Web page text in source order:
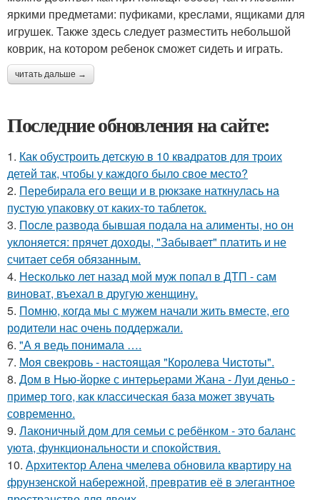
яркими предметами: пуфиками, креслами, ящиками для
игрушек. Также здесь следует разместить небольшой
коврик, на котором ребенок сможет сидеть и играть.
читать дальше →
Последние обновления на сайте:
1. Как обустроить детскую в 10 квадратов для троих
детей так, чтобы у каждого было свое место?
2. Перебирала его вещи и в рюкзаке наткнулась на
пустую упаковку от каких-то таблеток.
3. После развода бывшая подала на алименты, но он
уклоняется: прячет доходы, "Забывает" платить и не
считает себя обязанным.
4. Несколько лет назад мой муж попал в ДТП - сам
виноват, въехал в другую женщину.
5. Помню, когда мы с мужем начали жить вместе, его
родители нас очень поддержали.
6. "А я ведь понимала ….
7. Моя свекровь - настоящая "Королева Чистоты".
8. Дом в Нью-йорке с интерьерами Жана - Луи деньо -
пример того, как классическая база может звучать
современно.
9. Лаконичный дом для семьи с ребёнком - это баланс
уюта, функциональности и спокойствия.
10. Архитектор Алена чмелева обновила квартиру на
фрунзенской набережной, превратив её в элегантное